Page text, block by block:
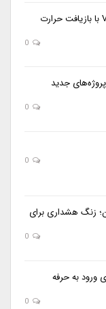
دایکین از واحد تهویه VKM-JM با بازیافت حرارت
جدید
زنگ هشداری برای
به حرفه